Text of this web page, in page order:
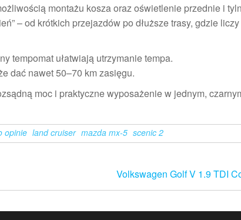
montażu kosza oraz oświetlenie przednie i
– od krótkich przejazdów po dłuższe trasy, gdzie
tempomat ułatwiają utrzymanie tempa.
dać nawet 50–70 km zasięgu.
moc i praktyczne wyposażenie w jednym,
opinie land cruiser mazda mx-5 scenic 2
Volkswagen Golf V 1.9 TDI